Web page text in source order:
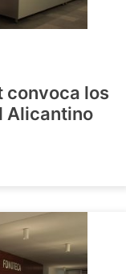
convoca los
Alicantino